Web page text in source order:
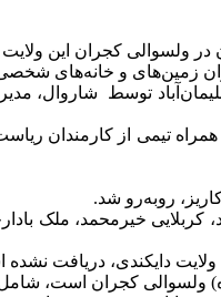
در ولسوالی کجران این
توسط شاروال،
روبه‌رو شد.
خیرمحمد، ملک
ولایت دایکندی، دریافت
بوده که به ناحق دولتی اعلام شده